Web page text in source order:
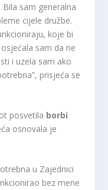
sam generalna
cijele družbe.
koje bi
sam da ne
i uzela sam ako
prisjeća se
posvetila borbi
osnovala je
u Zajednici
bez mene